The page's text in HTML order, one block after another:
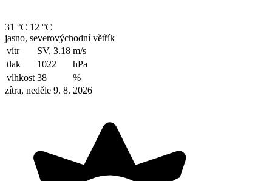
31 °C 12 °C
jasno, severovýchodní větřík
vítr
SV, 3.18 m/s
tlak
1022
hPa
vlhkost 38
%
zítra, neděle 9. 8. 2026